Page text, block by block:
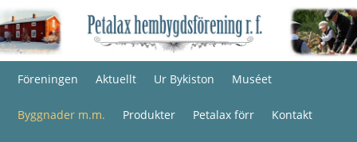
Föreningen Aktuellt Ur Bykiston Muséet
Byggnader m.m. Produkter Petalax förr Kontakt